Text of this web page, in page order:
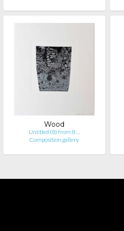
Wood
Untitled (8) from 8 …
Composition.gallery